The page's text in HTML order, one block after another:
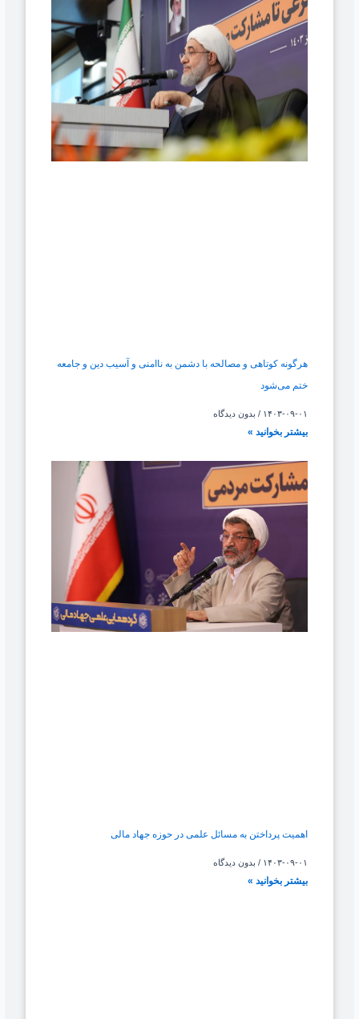
هرگونه کوتاهی و مصالحه با دشمن به ناامنی و آسیب دین و جامعه
ختم می‌شود
۱۴۰۳-۰۹-۰۱ بدون دیدگاه
بیشتر بخوانید »
اهمیت پرداختن به مسائل علمی در حوزه جهاد مالی
۱۴۰۳-۰۹-۰۱ بدون دیدگاه
بیشتر بخوانید »